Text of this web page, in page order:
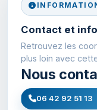
Contact et
Retrouvez les
plus loin avec
Nous
06 42 92 51 13